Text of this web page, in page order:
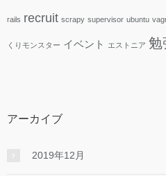
rails recruit scrapy supervisor ubuntu
くりモンスター イベント エストニア 勉
アーカイブ
2019年12月